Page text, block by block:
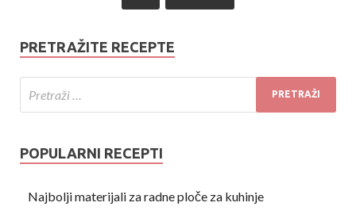
PRETRAŽITE RECEPTE
POPULARNI RECEPTI
Najbolji materijali za radne ploče za kuhinje